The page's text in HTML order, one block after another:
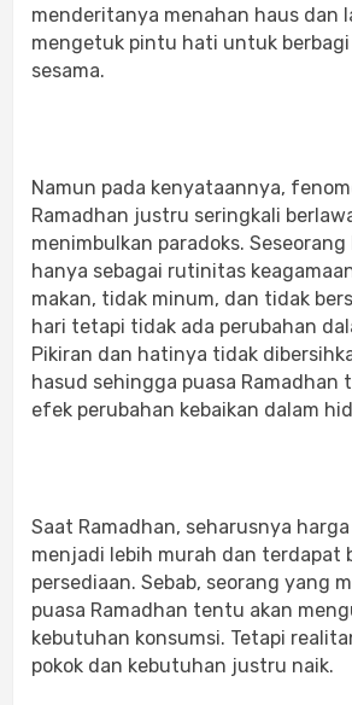
menderitanya menahan haus dan
mengetuk pintu hati untuk berbagi
sesama.
Namun pada kenyataannya,
Ramadhan justru seringkali
menimbulkan paradoks. Seseorang
hanya sebagai rutinitas
makan, tidak minum, dan tidak
hari tetapi tidak ada perubahan
Pikiran dan hatinya tidak
hasud sehingga puasa Ramadhan
efek perubahan kebaikan dalam
Saat Ramadhan, seharusnya
menjadi lebih murah dan terdapat
persediaan. Sebab, seorang yang
puasa Ramadhan tentu akan
kebutuhan konsumsi. Tetapi
pokok dan kebutuhan justru naik.